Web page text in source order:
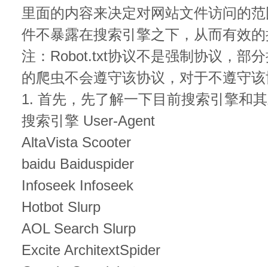
里面的内容来决定对网站文件访问的
件不暴露在搜索引擎之下，从而有效
注：Robot.txt协议不是强制协议，部
的爬虫不会遵守该协议，对于不遵守
1. 首先，先了解一下目前搜索引擎和
搜索引擎 User-Agent
AltaVista Scooter
baidu Baiduspider
Infoseek Infoseek
Hotbot Slurp
AOL Search Slurp
Excite ArchitextSpider